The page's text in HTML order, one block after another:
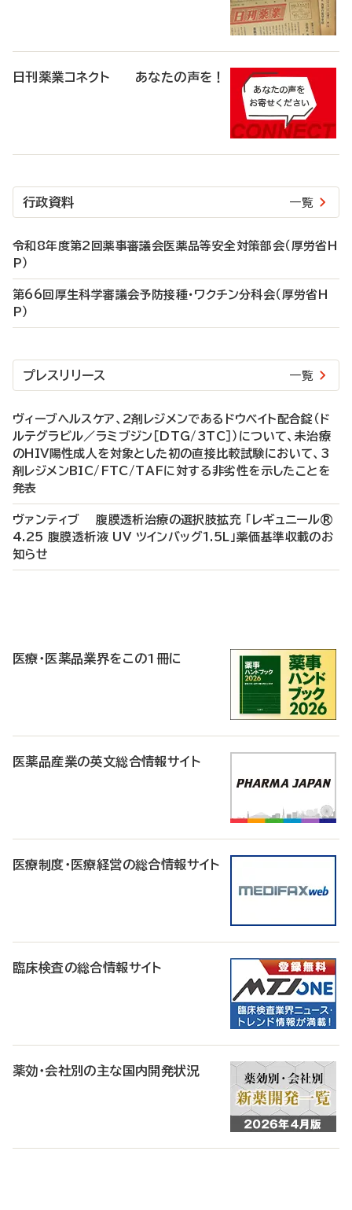
日刊薬業コネクト あなたの声を！
行政資料 一覧
令和8年度第2回薬事審議会医薬品等安全対策部会（厚労省H
P）
第66回厚生科学審議会予防接種・ワクチン分科会（厚労省H
P）
プレスリリース 一覧
ヴィーブヘルスケア、2剤レジメンであるドウベイト配合錠（ド
ルテグラビル／ラミブジン［DTG/3TC］）について、未治療
のHIV陽性成人を対象とした初の直接比較試験において、3
剤レジメンBIC/FTC/TAFに対する非劣性を示したことを
発表
ヴァンティブ 腹膜透析治療の選択肢拡充 「レギュニール®
4.25 腹膜透析液 UV ツインバッグ1.5L」薬価基準収載のお
知らせ
医療・医薬品業界をこの1冊に
医薬品産業の英文総合情報サイト
医療制度・医療経営の総合情報サイト
臨床検査の総合情報サイト
薬効・会社別の主な国内開発状況